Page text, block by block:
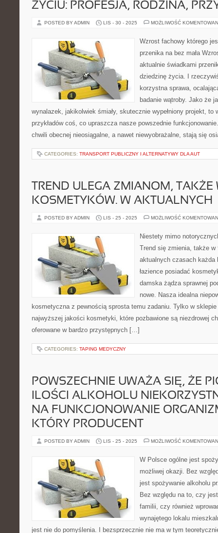
ŻYCIU: PROFESJA, RODZINA,
POSTED BY ADMIN LIS - 30 - 2025 MOŻLIWOŚĆ
Wzrost fachowy którego
przenika na bez mała
aktualnie świadkami
dziedzinę życia. I
korzystna sprawa,
badanie wątroby. Jako że
wynalazek, jakikolwiek śmiały, skutecznie wypełniony projekt, to
przykładów coś, co upraszcza nasze powszednie
chwili obecnej nieosiągalne, a nawet niewyobrażalne, stają się
CATEGORIES: TRANSPORT PUBLICZNY I ALTERNATYWY DLA AUT
TREND ULEGA ZMIANOM, TAKŻE
KOSMETYKÓW. W AKTUALNYCH
POSTED BY ADMIN LIS - 25 - 2025 MOŻLIWOŚĆ
Niestety mimo
Trend się zmienia, także
aktualnych czasach każda
łazience posiadać
damska żądza sprawnej
nowe. Nasza idealna
kosmetyczna z pewnością sprosta temu zadaniu. Tylko w
najwyższej jakości kosmetyki, które pozbawione są niezdrowej
oferowane w bardzo przystępnych […]
CATEGORIES: TAPING MEDYCZNY
POWSZECHNIE UWAŻA SIĘ, ŻE
ILOŚCI ALKOHOLU
NA FUNKCJONOWANIE
KTÓRY PRODUCENT
POSTED BY ADMIN LIS - 25 - 2025 MOŻLIWOŚĆ
W Polsce ogólne jest
możliwej okazji. Bez
jest spożywanie alkoholu
Bez względu na to, czy
familii, czy również
wynajętego lokalu
jest nie do pomyślenia. I bezsprzecznie nie ma w tym